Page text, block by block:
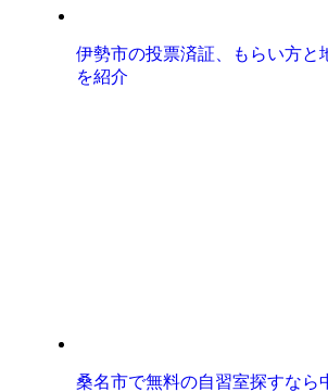
伊勢市の投票済証、もらい方と
を紹介
桑名市で無料の自習室探すなら